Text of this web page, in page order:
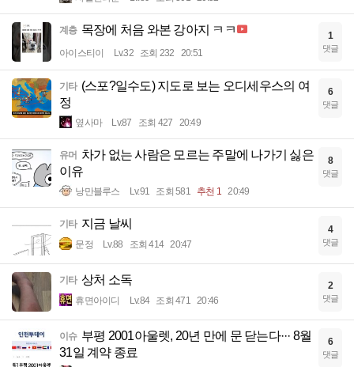
계층 목장에 처음 와본 강아지 ㅋㅋ
아이스티이 Lv.32 조회 232 20:51
1
댓글
기타 (스포?일수도) 지도로 보는 오디세우스의 여
정
옆사마 Lv.87 조회 427 20:49
6
댓글
유머 차가 없는 사람은 모르는 주말에 나가기 싫은
이유
낭만블루스 Lv.91 조회 581 추천 1 20:49
8
댓글
기타 지금 날씨
문정 Lv.88 조회 414 20:47
4
댓글
기타 상처 소독
휴면아이디 Lv.84 조회 471 20:46
2
댓글
이슈 부평 2001아울렛, 20년 만에 문 닫는다··· 8월
31일 계약 종료
6
댓글